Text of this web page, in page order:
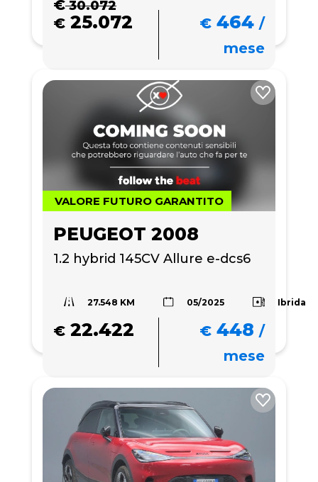
€30.072
€ 25.072 € 464 /
mese
VALORE FUTURO GARANTITO
PEUGEOT 2008
1.2 hybrid 145CV Allure e-dcs6
27.548 KM 05/2025 Ibrida
€ 22.422 € 448 /
mese